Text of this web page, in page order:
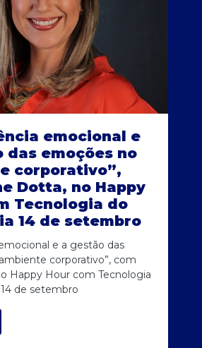
emocional e
das emoções no
corporativo”,
Dotta, no Happy
Tecnologia do
14 de setembro
e a gestão das
corporativo”, com
Happy Hour com Tecnologia
de setembro